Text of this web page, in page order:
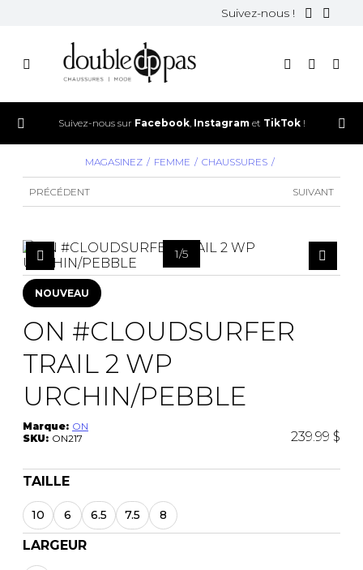
Suivez-nous !
Suivez-nous sur Facebook, Instagram et TikTok!
MAGASINEZ FEMME CHAUSSURES
PRÉCÉDENT SUIVANT
1/5
NOUVEAU
ON #CLOUDSURFER
TRAIL 2 WP
URCHIN/PEBBLE
Marque: ON
SKU: ON217 239.99 $
TAILLE
10 6 6.5 7.5 8
LARGEUR